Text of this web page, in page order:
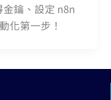
鑰、設定 n8n
化第一步！